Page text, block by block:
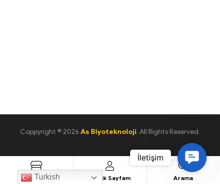
Coppyright © 2026 As Biyoteknoloji. All Rights Reserved.
Ürün Listesi Üyelik Sayfam Arama
Turkish
C
n